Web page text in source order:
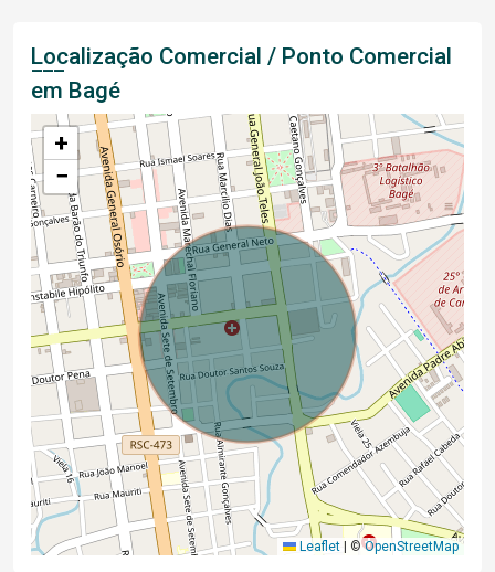
Localização Comercial / Ponto Comercial
em Bagé
+
−
Leaflet | ©OpenStreetMap